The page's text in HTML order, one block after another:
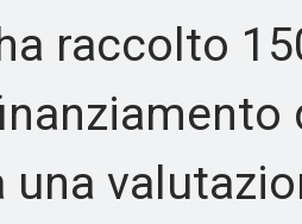
raccolto
una